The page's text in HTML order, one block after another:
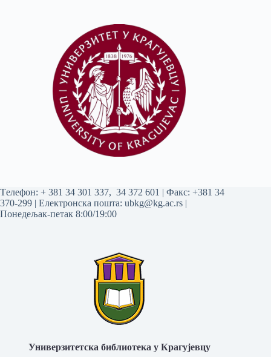
Tелефон: + 381 34 301 337, 34 372 601 | Факс: +381 34
370-299 | Електронска пошта: ubkg@kg.ac.rs |
Понедељак-петак 8:00/19:00
Универзитетска библиотека у Крагујевцу